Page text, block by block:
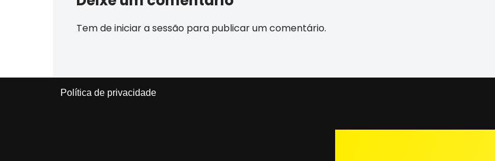
Tem deiniciar a sessão para publicar um comentário.
Política de privacidade